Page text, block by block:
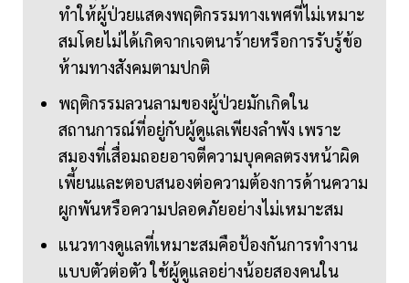
ทำให้ผู้ป่วยแสดงพฤติกรรมทางเพศที่ไม่เหมาะ
สมโดยไม่ได้เกิดจากเจตนาร้ายหรือการรับรู้ข้อ
ห้ามทางสังคมตามปกติ
พฤติกรรมลวนลามของผู้ป่วยมักเกิดใน
สถานการณ์ที่อยู่กับผู้ดูแลเพียงลำพัง เพราะ
สมองที่เสื่อมถอยอาจตีความบุคคลตรงหน้าผิด
เพี้ยนและตอบสนองต่อความต้องการด้านความ
ผูกพันหรือความปลอดภัยอย่างไม่เหมาะสม
แนวทางดูแลที่เหมาะสมคือป้องกันการทำงาน
แบบตัวต่อตัว ใช้ผู้ดูแลอย่างน้อยสองคนใน